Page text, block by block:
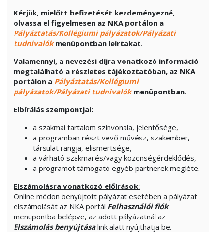
Kérjük, mielőtt befizetését kezdeményezné,
olvassa el figyelmesen az NKA portálon a
Pályáztatás/Kollégiumi pályázatok/Pályázati
tudnivalók menüpontban leírtakat.
Valamennyi, a nevezési díjra vonatkozó információ
megtalálható a részletes tájékoztatóban, az NKA
portálon a Pályáztatás/Kollégiumi
pályázatok/Pályázati tudnivalók menüpontban.
Elbírálás szempontjai:
a szakmai tartalom színvonala, jelentősége,
a programban részt vevő művész, szakember,
társulat rangja, elismertsége,
a várható szakmai és/vagy közönségérdeklődés,
a programot támogató egyéb partnerek megléte.
Elszámolásra vonatkozó előírások:
Online módon benyújtott pályázat esetében a pályázat
elszámolását az NKA portál Felhasználói fiók
menüpontba belépve, az adott pályázatnál az
Elszámolás benyújtásalink alatt nyújthatja be.